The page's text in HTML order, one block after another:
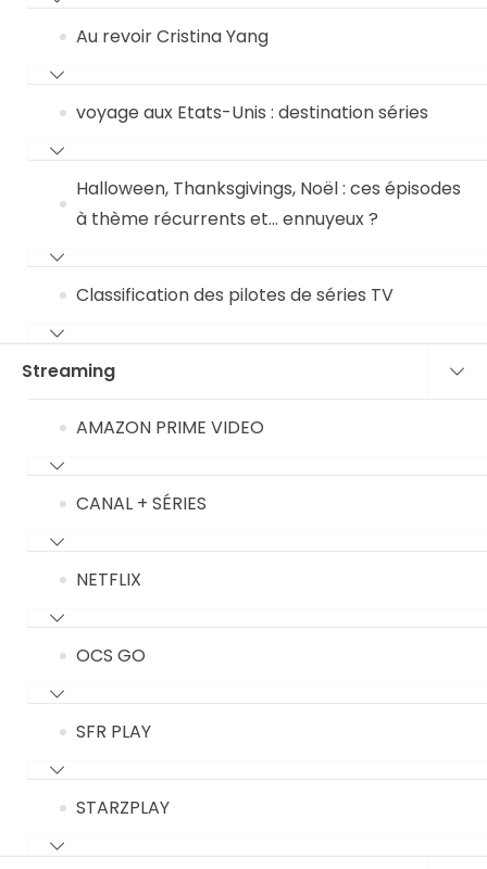
Au revoir Cristina Yang
voyage aux Etats-Unis : destination séries
Halloween, Thanksgivings, Noël : ces épisodes
à thème récurrents et… ennuyeux ?
Classification des pilotes de séries TV
Streaming
AMAZON PRIME VIDEO
CANAL + SÉRIES
NETFLIX
OCS GO
SFR PLAY
STARZPLAY